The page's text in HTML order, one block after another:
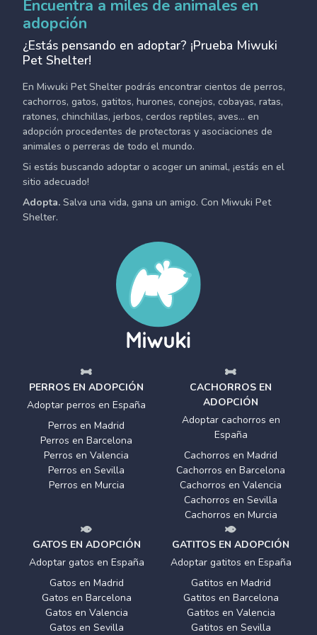
Encuentra a miles de animales en
adopción
¿Estás pensando en adoptar? ¡Prueba Miwuki
Pet Shelter!
En Miwuki Pet Shelter podrás encontrar cientos de perros,
cachorros, gatos, gatitos, hurones, conejos, cobayas, ratas,
ratones, chinchillas, jerbos, cerdos reptiles, aves... en
adopción procedentes de protectoras y asociaciones de
animales o perreras de todo el mundo.
Si estás buscando adoptar o acoger un animal, ¡estás en el
sitio adecuado!
Adopta. Salva una vida, gana un amigo. Con Miwuki Pet
Shelter.
PERROS EN ADOPCIÓN
Adoptar perros en España
Perros en Madrid
Perros en Barcelona
Perros en Valencia
Perros en Sevilla
Perros en Murcia
CACHORROS EN
ADOPCIÓN
Adoptar cachorros en
España
Cachorros en Madrid
Cachorros en Barcelona
Cachorros en Valencia
Cachorros en Sevilla
Cachorros en Murcia
GATOS EN ADOPCIÓN
Adoptar gatos en España
Gatos en Madrid
Gatos en Barcelona
Gatos en Valencia
Gatos en Sevilla
GATITOS EN ADOPCIÓN
Adoptar gatitos en España
Gatitos en Madrid
Gatitos en Barcelona
Gatitos en Valencia
Gatitos en Sevilla